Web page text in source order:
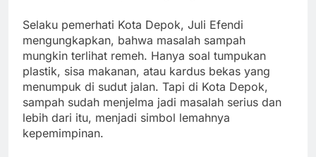
Selaku pemerhati Kota Depok, Juli Efendi
mengungkapkan, bahwa masalah sampah
mungkin terlihat remeh. Hanya soal tumpukan
plastik, sisa makanan, atau kardus bekas yang
menumpuk di sudut jalan. Tapi di Kota Depok,
sampah sudah menjelma jadi masalah serius dan
lebih dari itu, menjadi simbol lemahnya
kepemimpinan.